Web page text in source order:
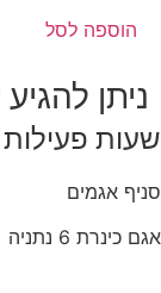
הוספה לסל
ניתן
שעות פעילות
סניף אגמים
אגם כינרת 6 נתניה